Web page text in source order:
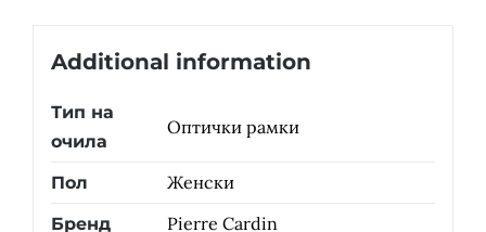
Additional information
Тип на
очила
Оптички рамки
Пол Женски
Бренд Pierre Cardin